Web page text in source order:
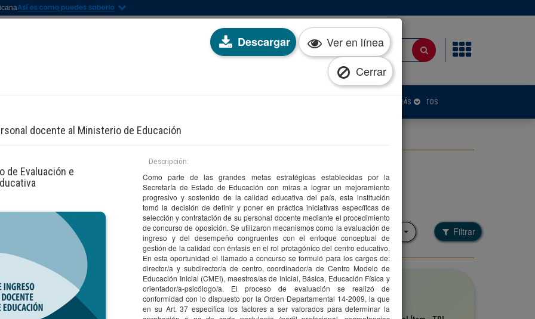
Descargar
Ver en línea
Cerrar
docente al Ministerio de Educación
de Evaluación e
Descripción:
Como parte de las grandes metas estratégicas establecidas por la
Secretaría de Estado de Educación con miras a lograr un mejoramiento
progresivo y sostenido de la calidad educativa del país, esta institución
tomó la decisión de definir y poner en práctica iniciativas específicas de
selección y contratación de su personal docente mediante el procedimiento
de concurso de oposición. Se utilizaron mecanismos como la evaluación de
ingreso y del desempeño congruentes con el enfoque conceptual de
gestión de la calidad con énfasis en el rol protagónico del centro educativo.
En esta oportunidad el llamado a concurso se formuló para los cargos de:
director/a y subdirector/a de centro, coordinador/a de Centro Modelo de
Educación Inicial (CMEI), maestros/as de Inicial, Básica, Educación Física y
orientador/a-psicólogo/a. El proceso de evaluación se realizó de
conformidad con lo dispuesto por la Orden Departamental 14-2009, la que
en su Art. 37 especifica los factores a ser valorados para determinar la
CONTACTOS
MÁS
autor(es) Filtrar por descriptor(es)
Seleccione una opción
Filtrar por colección
Seleccione una opción Filtrar
Colección
IDEICE
Título